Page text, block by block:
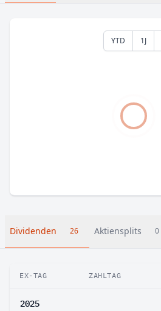
YTD 1J
Dividenden 26 Aktiensplits 0
EX-TAG ZAHLTAG
2025